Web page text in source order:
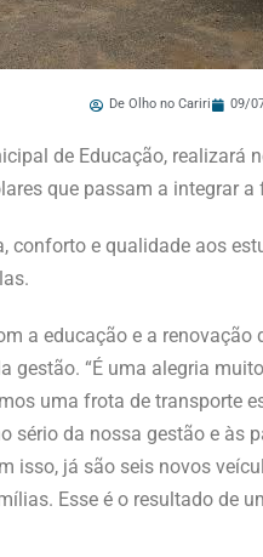
De Olho no Cariri 09/
de Educação,
que passam a integrar
e qualidade aos
a educação e a
“É uma alegria
uma frota de transporte
da nossa gestão e às
isso, já são seis novos
Esse é o resultado de